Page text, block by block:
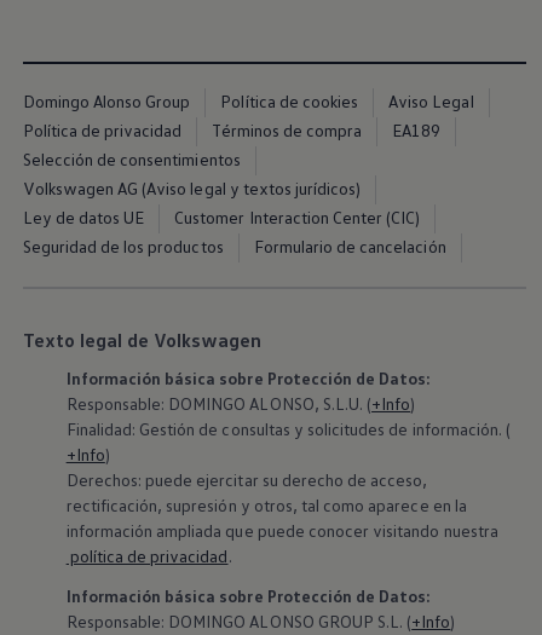
Plan Auto+ en Canarias
Mundo Volkswagen
Volkswagen Canarias
Digital Showroom
Club Fidelización
Sala de Prensa
Patrocinios
Blog
Domingo Alonso Group Política de cookies
Aviso Legal
Política de privacidad
Términos de compra
EA189
Selección de consentimientos
Volkswagen AG (Aviso legal y textos jurídicos)
Ley de datos UE
Customer Interaction Center (CIC)
Seguridad de los productos
Formulario de cancelación
Texto legal de Volkswagen
Información básica sobre Protección de Datos:
Responsable: DOMINGO ALONSO, S.L.U. (+Info)
Finalidad: Gestión de consultas y solicitudes de información. (
+Info)
Derechos: puede ejercitar su derecho de acceso,
rectificación, supresión y otros, tal como aparece en la
información ampliada que puede conocer visitando nuestra
política de privacidad.
Información básica sobre Protección de Datos:
‍Responsable: DOMINGO ALONSO GROUP S.L. (+Info)